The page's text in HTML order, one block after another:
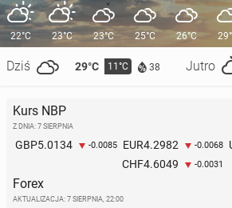
22°C
Dziś 29°C 11°C 38 Jutro
23°C 23°C 25°C 26°C
Kurs NBP
Z DNIA: 7 SIERPNIA
GBP5.0134 -0.0085 EUR4.2982 -0.0068
CHF4.6049 -0.0031
Forex
AKTUALIZACJA: 7 SIERPNIA, 22:00